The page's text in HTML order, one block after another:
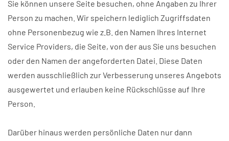
Sie können unsere Seite besuchen, ohne Angaben zu Ihrer
Person zu machen. Wir speichern lediglich Zugriffsdaten
ohne Personenbezug wie z.B. den Namen Ihres Internet
Service Providers, die Seite, von der aus Sie uns besuchen
oder den Namen der angeforderten Datei. Diese Daten
werden ausschließlich zur Verbesserung unseres Angebots
ausgewertet und erlauben keine Rückschlüsse auf Ihre
Person.
Darüber hinaus werden persönliche Daten nur dann